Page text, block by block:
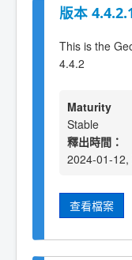
版本
This is the
4.4.2
Maturity
Stable
釋出時間：
2024-01-12,
查看檔案